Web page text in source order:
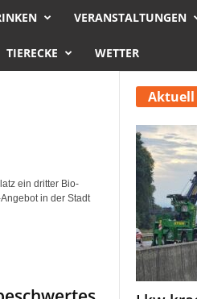
VERANSTALTUNGEN
TIERECKE WETTER
ein dritter Bio-
in der Stadt
Aktuell